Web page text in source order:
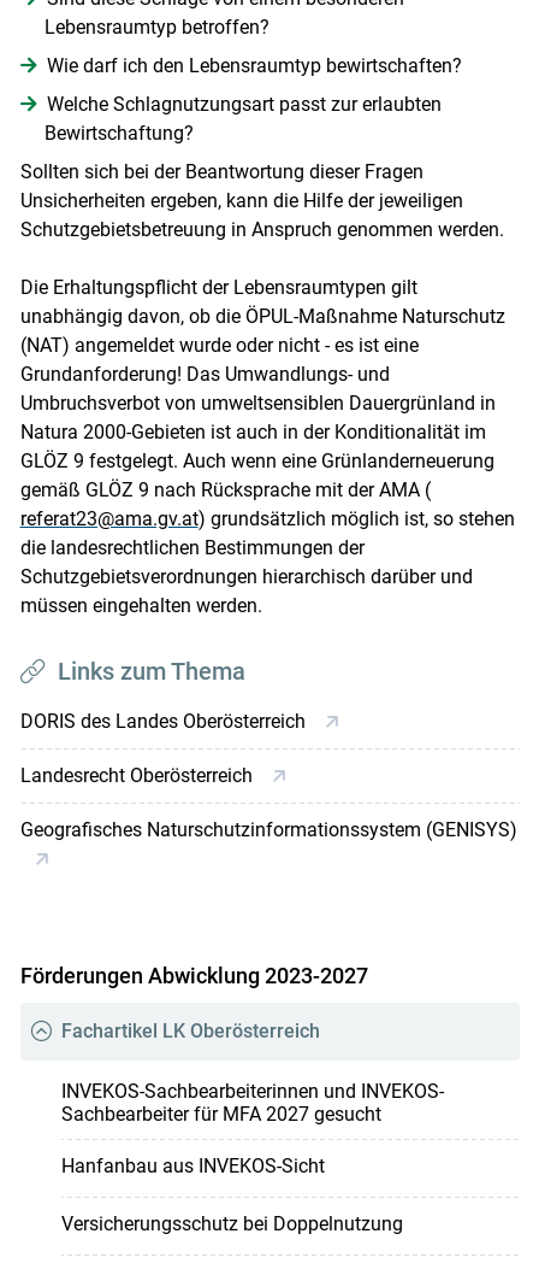
Lebensraumtyp betroffen?
Wie darf ich den Lebensraumtyp bewirtschaften?
Welche Schlagnutzungsart passt zur erlaubten
Bewirtschaftung?
Sollten sich bei der Beantwortung dieser Fragen
Unsicherheiten ergeben, kann die Hilfe der jeweiligen
Schutzgebietsbetreuung in Anspruch genommen werden.
Die Erhaltungspflicht der Lebensraumtypen gilt
unabhängig davon, ob die ÖPUL-Maßnahme Naturschutz
(NAT) angemeldet wurde oder nicht - es ist eine
Grundanforderung! Das Umwandlungs- und
Umbruchsverbot von umweltsensiblen Dauergrünland in
Natura 2000-Gebieten ist auch in der Konditionalität im
GLÖZ 9 festgelegt. Auch wenn eine Grünlanderneuerung
gemäß GLÖZ 9 nach Rücksprache mit der AMA (
referat23@ama.gv.at) grundsätzlich möglich ist, so stehen
die landesrechtlichen Bestimmungen der
Schutzgebietsverordnungen hierarchisch darüber und
müssen eingehalten werden.
Links zum Thema
DORIS des Landes Oberösterreich
Landesrecht Oberösterreich
Geografisches Naturschutzinformationssystem (GENISYS)
Förderungen Abwicklung 2023-2027
Fachartikel LK Oberösterreich
INVEKOS-Sachbearbeiterinnen und INVEKOS-
Sachbearbeiter für MFA 2027 gesucht
Hanfanbau aus INVEKOS-Sicht
Versicherungsschutz bei Doppelnutzung